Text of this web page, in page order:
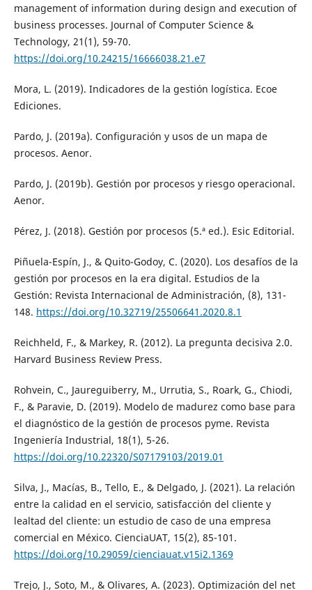
management of information during design and execution of
business processes. Journal of Computer Science &
Technology, 21(1), 59-70.
https://doi.org/10.24215/16666038.21.e7
Mora, L. (2019). Indicadores de la gestión logística. Ecoe
Ediciones.
Pardo, J. (2019a). Configuración y usos de un mapa de
procesos. Aenor.
Pardo, J. (2019b). Gestión por procesos y riesgo operacional.
Aenor.
Pérez, J. (2018). Gestión por procesos (5.ª ed.). Esic Editorial.
Piñuela-Espín, J., & Quito-Godoy, C. (2020). Los desafíos de la
gestión por procesos en la era digital. Estudios de la
Gestión: Revista Internacional de Administración, (8), 131-
148. https://doi.org/10.32719/25506641.2020.8.1
Reichheld, F., & Markey, R. (2012). La pregunta decisiva 2.0.
Harvard Business Review Press.
Rohvein, C., Jaureguiberry, M., Urrutia, S., Roark, G., Chiodi,
F., & Paravie, D. (2019). Modelo de madurez como base para
el diagnóstico de la gestión de procesos pyme. Revista
Ingeniería Industrial, 18(1), 5-26.
https://doi.org/10.22320/S07179103/2019.01
Silva, J., Macías, B., Tello, E., & Delgado, J. (2021). La relación
entre la calidad en el servicio, satisfacción del cliente y
lealtad del cliente: un estudio de caso de una empresa
comercial en México. CienciaUAT, 15(2), 85-101.
https://doi.org/10.29059/cienciauat.v15i2.1369
Trejo, J., Soto, M., & Olivares, A. (2023). Optimización del net